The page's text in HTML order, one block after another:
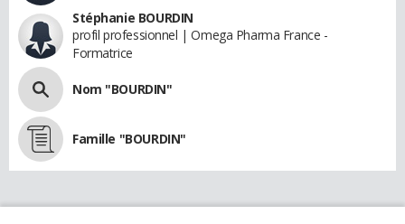
Stéphanie BOURDIN
profil professionnel | Omega Pharma France -
Formatrice
Nom "BOURDIN"
Famille "BOURDIN"